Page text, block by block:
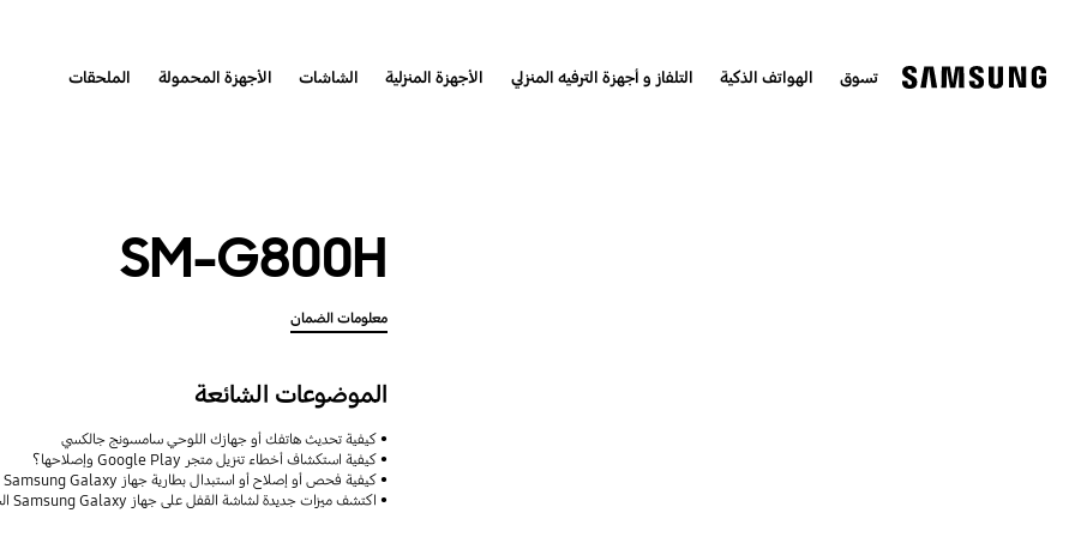
تسوق الهواتف الذكية التلفاز و أجهزة الترفيه المنزلي الأجهزة المنزلية الشاشات الأجهزة المحمولة الملحقات
SM-G800H
معلومات الضمان
الموضوعات الشائعة
كيفية تحديث هاتفك أو جهازك اللوحي سامسونج جالكسي
كيفية استكشاف أخطاء تنزيل متجر Google Play وإصلاحها؟
كيفية فحص أو إصلاح أو استبدال بطارية جهاز Samsung Galaxy
اكتشف ميزات جديدة لشاشة القفل على جهاز Samsung Galaxy الخاص بك